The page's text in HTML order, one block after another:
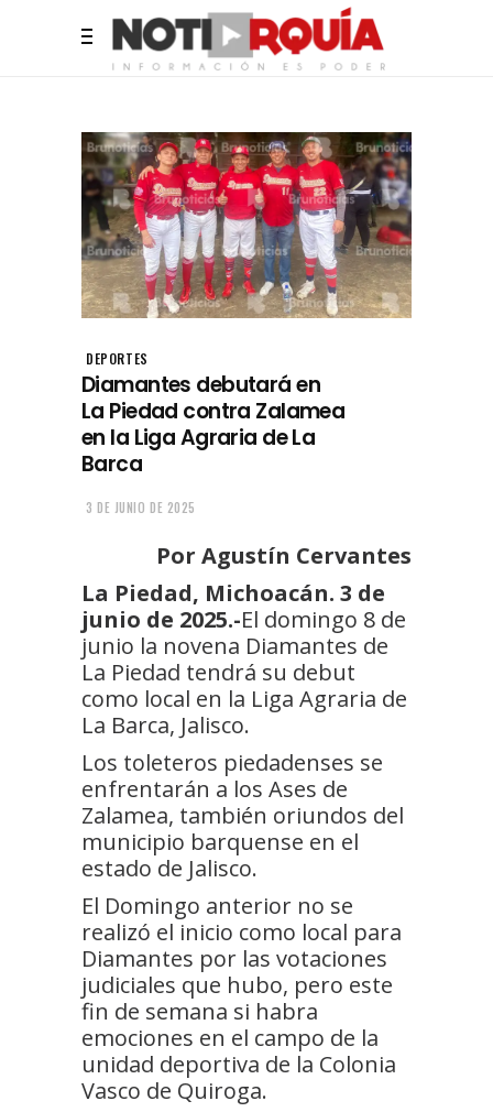
DEPORTES
Diamantes debutará en
La Piedad contra Zalamea
en la Liga Agraria de La
Barca
3 DE JUNIO DE 2025
Por Agustín Cervantes
La Piedad, Michoacán. 3 de
junio de 2025.-El domingo 8 de
junio la novena Diamantes de
La Piedad tendrá su debut
como local en la Liga Agraria de
La Barca, Jalisco.
Los toleteros piedadenses se
enfrentarán a los Ases de
Zalamea, también oriundos del
municipio barquense en el
estado de Jalisco.
El Domingo anterior no se
realizó el inicio como local para
Diamantes por las votaciones
judiciales que hubo, pero este
fin de semana si habra
emociones en el campo de la
unidad deportiva de la Colonia
Vasco de Quiroga.